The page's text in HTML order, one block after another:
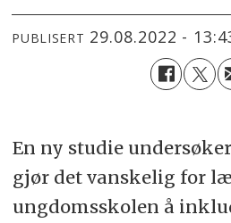
PUBLISERT 29.08.2022 -
En ny studie
gjør det vanskelig for
ungdomsskolen å